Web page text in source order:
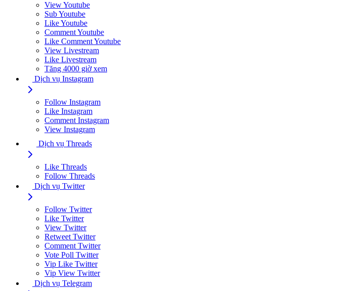
View Youtube
Sub Youtube
Like Youtube
Comment Youtube
Like Comment Youtube
View Livestream
Like Livestream
Tăng 4000 giờ xem
Dịch vụ Instagram
Follow Instagram
Like Instagram
Comment Instagram
View Instagram
Dịch vụ Threads
Like Threads
Follow Threads
Dịch vụ Twitter
Follow Twitter
Like Twitter
View Twitter
Retweet Twitter
Comment Twitter
Vote Poll Twitter
Vip Like Twitter
Vip View Twitter
Dịch vụ Telegram